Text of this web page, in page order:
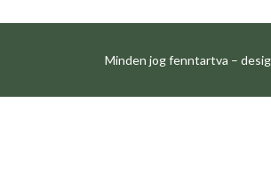
Minden jog fenntartva –